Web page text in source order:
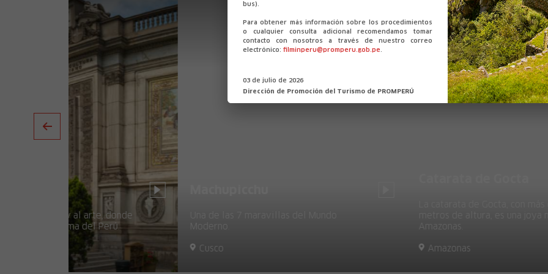
bus).
Para obtener más información sobre los procedimientos
o cualquier consulta adicional recomendamos tomar
contacto con nosotros a través de nuestro correo
electrónico: filminperu@promperu.gob.pe
03 de julio de 2026
Dirección de Promoción del Turismo de PROMPERÚ
Machupicchu
Una de las 7 maravillas del Mundo
Moderno.
Cusco